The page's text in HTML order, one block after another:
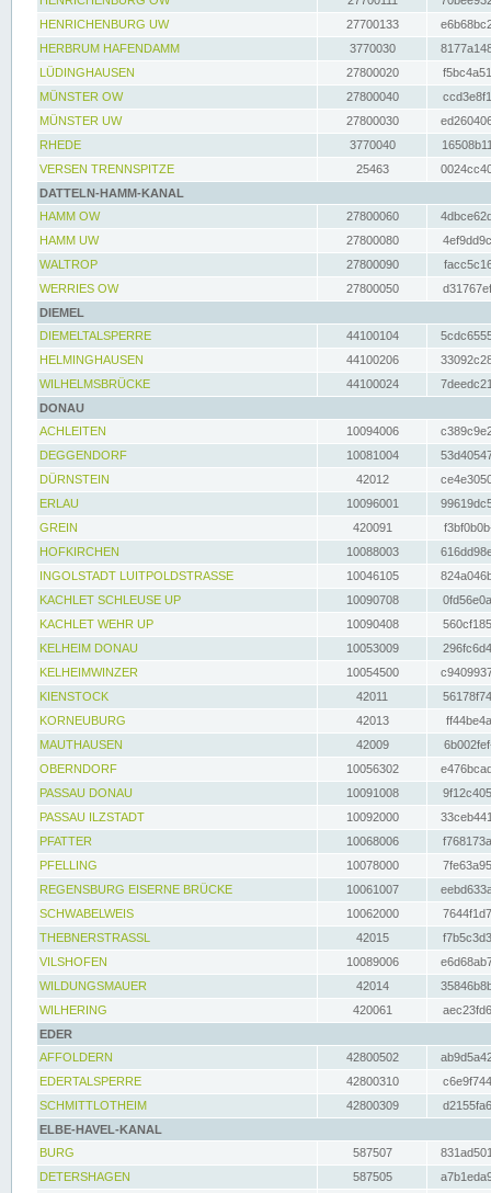
HENRICHENBURG UW
27700133
HERBRUM HAFENDAMM
3770030
LÜDINGHAUSEN
27800020
MÜNSTER OW
27800040
MÜNSTER UW
27800030
RHEDE
3770040
VERSEN TRENNSPITZE
25463
DATTELN-HAMM-KANAL
HAMM OW
27800060
HAMM UW
27800080
WALTROP
27800090
WERRIES OW
27800050
DIEMEL
DIEMELTALSPERRE
44100104
HELMINGHAUSEN
44100206
WILHELMSBRÜCKE
44100024
DONAU
ACHLEITEN
10094006
DEGGENDORF
10081004
DÜRNSTEIN
42012
ERLAU
10096001
GREIN
420091
HOFKIRCHEN
10088003
INGOLSTADT LUITPOLDSTRASSE
10046105
KACHLET SCHLEUSE UP
10090708
KACHLET WEHR UP
10090408
KELHEIM DONAU
10053009
KELHEIMWINZER
10054500
KIENSTOCK
42011
KORNEUBURG
42013
MAUTHAUSEN
42009
OBERNDORF
10056302
PASSAU DONAU
10091008
PASSAU ILZSTADT
10092000
PFATTER
10068006
PFELLING
10078000
REGENSBURG EISERNE BRÜCKE
10061007
SCHWABELWEIS
10062000
THEBNERSTRASSL
42015
VILSHOFEN
10089006
WILDUNGSMAUER
42014
WILHERING
420061
EDER
AFFOLDERN
42800502
EDERTALSPERRE
42800310
SCHMITTLOTHEIM
42800309
ELBE-HAVEL-KANAL
BURG
587507
DETERSHAGEN
587505